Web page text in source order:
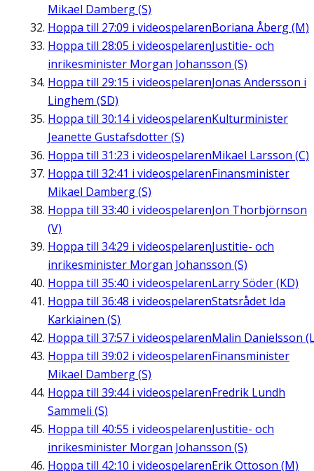
Mikael Damberg (S)
Hoppa till 27:09 i videospelarenBoriana Åberg (M)
Hoppa till 28:05 i videospelarenJustitie- och
inrikesminister Morgan Johansson (S)
Hoppa till 29:15 i videospelarenJonas Andersson i
Linghem (SD)
Hoppa till 30:14i videospelarenKulturminister
Jeanette Gustafsdotter (S)
Hoppa till 31:23 i videospelarenMikael Larsson (C)
Hoppa till 32:41 i videospelarenFinansminister
Mikael Damberg (S)
Hoppa till 33:40 i videospelarenJon Thorbjörnson
(V)
Hoppa till 34:29 i videospelarenJustitie- och
inrikesminister Morgan Johansson (S)
Hoppa till 35:40 i videospelarenLarry Söder (KD)
Hoppa till 36:48 i videospelarenStatsrådet Ida
Karkiainen (S)
Hoppa till 37:57 i videospelarenMalin Danielsson
Hoppa till 39:02 i videospelarenFinansminister
Mikael Damberg (S)
Hoppa till 39:44i videospelarenFredrik Lundh
Sammeli (S)
Hoppa till 40:55 i videospelarenJustitie- och
inrikesminister Morgan Johansson (S)
Hoppa till 42:10 i videospelarenErik Ottoson (M)